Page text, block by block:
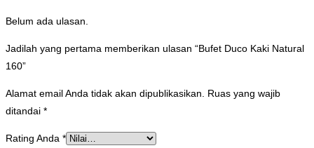
Belum ada ulasan.
Jadilah yang pertama memberikan ulasan “Bufet Duco Kaki Natural
160”
Alamat email Anda tidak akan dipublikasikan.
Ruas yang wajib
ditandai *
Rating Anda *